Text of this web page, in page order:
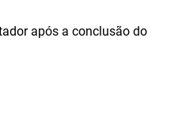
após a conclusão do